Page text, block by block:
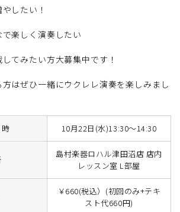
したい！
楽しく演奏したい
てみたい方大募集中です！
はぜひ一緒にウクレレ演奏を楽しみまし
10月22日(水)13:30～14:30
島村楽器ロハル津田沼店 店内
レッスン室 L部屋
￥660(税込）(初回のみ+テキ
スト代660円)